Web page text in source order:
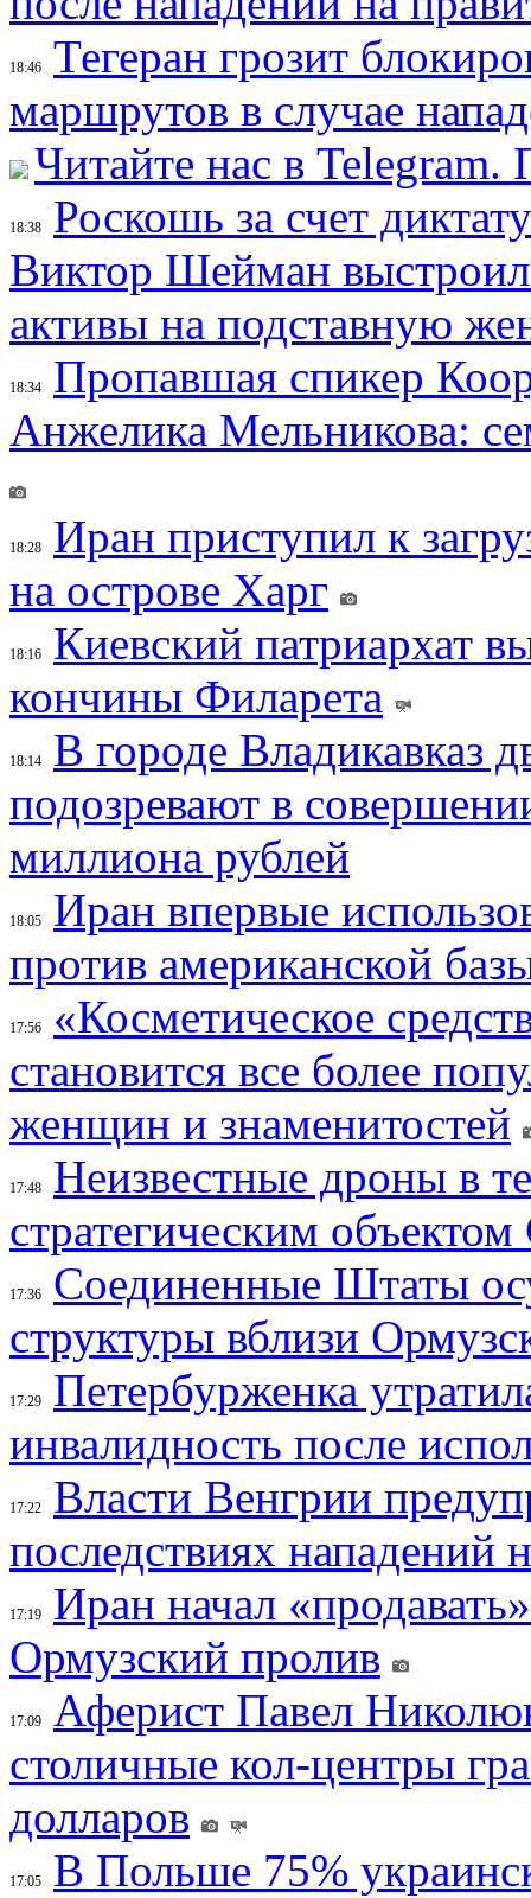
18:46
Тегеран грозит
маршрутов в случае
Читайте нас в
18:38
Роскошь за счет
Виктор Шейман выстроил
активы на подставную
18:34
Пропавшая спикер
Анжелика Мельникова:
18:28
Иран приступил к
на острове Харг
18:16
Киевский патриархат
кончины Филарета
18:14
В городе Владикавказ
подозревают в
миллиона рублей
18:05
Иран впервые
против американской
17:56
«Косметическое
становится все более
женщин и знаменитостей
17:48
Неизвестные дроны в
стратегическим
17:36
Соединенные Штаты
структуры вблизи
17:29
Петербурженка
инвалидность после
17:22
Власти Венгрии
последствиях нападений
17:19
Иран начал
Ормузский пролив
17:09
Аферист Павел
столичные кол-центры
долларов
17:05
В Польше 75%